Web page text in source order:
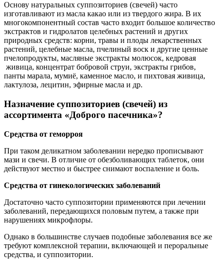
Основу натуральных суппозиториев (свечей) часто
изготавливают из масла какао или из твердого жира. В их
многокомпонентный состав часто входит большое количество
экстрактов и гидролатов целебных растений и других
природных средств: корни, травы и плоды лекарственных
растений, целебные масла, пчелиный воск и другие ценные
пчелопродукты, масляные экстракты молюсок, кедровая
живица, концентрат бобровой струи, экстракты грибов,
панты марала, мумиё, каменное масло, и пихтовая живица,
лактулоза, лецитин, эфирные масла и др.
Назначение суппозиториев (свечей) из
ассортимента «Доброго пасечника»?
Средства от геморроя
При таком деликатном заболевании нередко прописывают
мази и свечи. В отличие от обезболивающих таблеток, они
действуют местно и быстрее снимают воспаление и боль.
Средства от гинекологических заболеваний
Достаточно часто суппозитории применяются при лечении
заболеваний, передающихся половым путем, а также при
нарушениях микрофлоры.
Однако в большинстве случаев подобные заболевания все же
требуют комплексной терапии, включающей и пероральные
средства, и суппозитории.